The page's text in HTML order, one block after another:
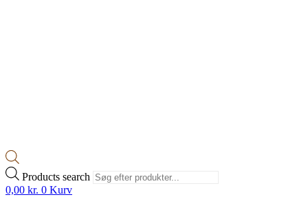
Products search
0,00 kr. 0 Kurv